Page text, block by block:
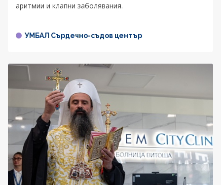
аритмии и клапни заболявания.
УМБАЛ Сърдечно-съдов център